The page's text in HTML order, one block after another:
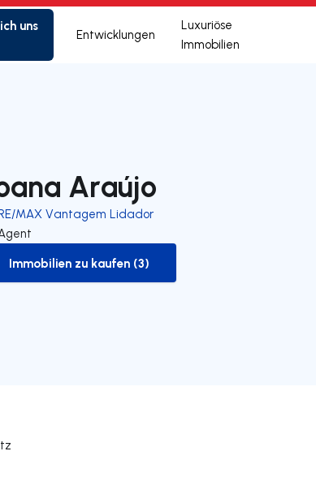
uns
Entwicklungen
Luxuriöse
Immobilien
Araújo
MAX Vantagem Lidador
to-buy-listing
Immobilien zu kaufen (3)